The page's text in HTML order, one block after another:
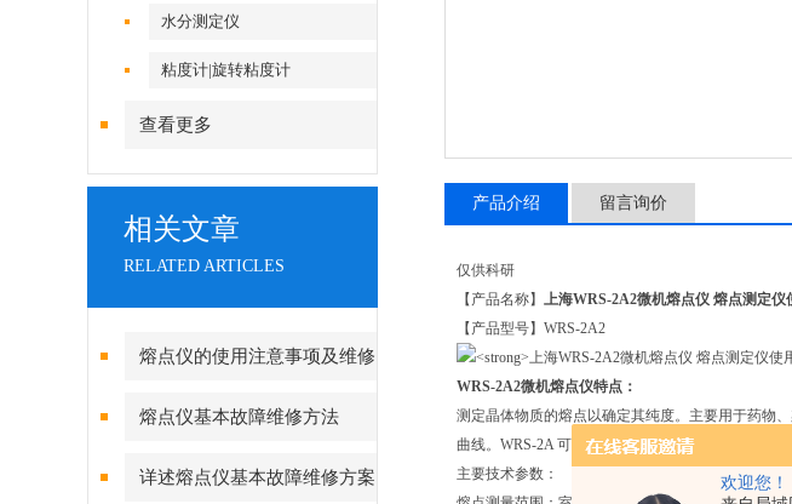
欢迎您！
水分测定仪
粘度计|旋转粘度计
查看更多
相关文章
RELATED ARTICLES
熔点仪的使用注意事项及维修
熔点仪基本故障维修方法
详述熔点仪基本故障维修方案
产品介绍 留言询价
仅供科研
【产品名称】 上海WRS-2A2微机熔点仪 熔点测定仪
【产品型号】WRS-2A2
WRS-2A2微机熔点仪特点：
测定晶体物质的熔点以确定其纯度。主要用于药物
曲线。WRS-2A 可同时侧三个样品，自动计算初、终
主要技术参数：